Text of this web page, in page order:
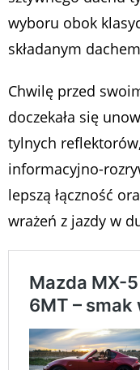
wyboru obok
składanym
Chwilę przed
doczekała się
tylnych
informacyjno-
lepszą łączność
wrażeń z jazdy w